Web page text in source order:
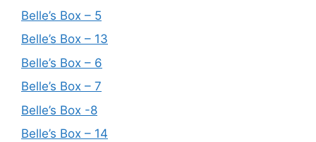
Belle’s Box – 5
Belle’s Box – 13
Belle’s Box – 6
Belle’s Box – 7
Belle’s Box -8
Belle’s Box – 14